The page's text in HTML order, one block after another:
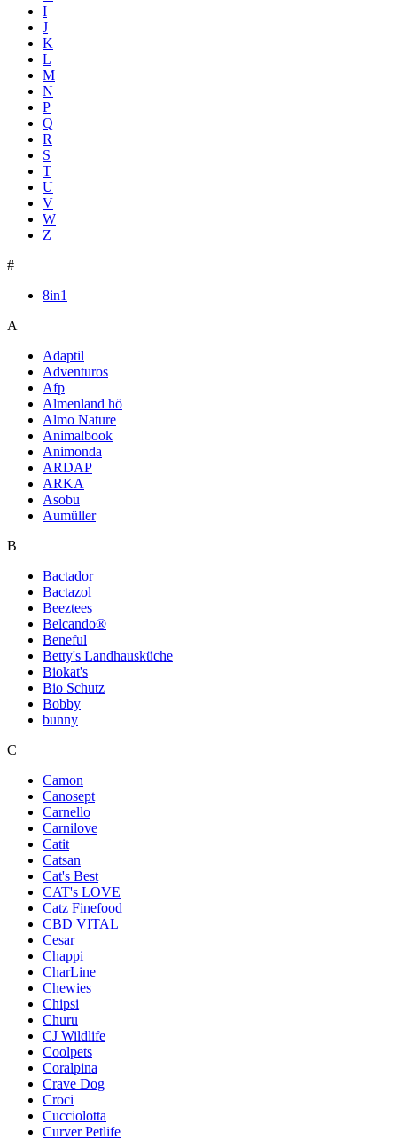
I
J
K
L
M
N
P
Q
R
S
T
U
V
W
Z
#
8in1
A
Adaptil
Adventuros
Afp
Almenland hö
Almo Nature
Animalbook
Animonda
ARDAP
ARKA
Asobu
Aumüller
B
Bactador
Bactazol
Beeztees
Belcando®
Beneful
Betty's Landhausküche
Biokat's
Bio Schutz
Bobby
bunny
C
Camon
Canosept
Carnello
Carnilove
Catit
Catsan
Cat's Best
CAT's LOVE
Catz Finefood
CBD VITAL
Cesar
Chappi
CharLine
Chewies
Chipsi
Churu
CJ Wildlife
Coolpets
Coralpina
Crave Dog
Croci
Cucciolotta
Curver Petlife